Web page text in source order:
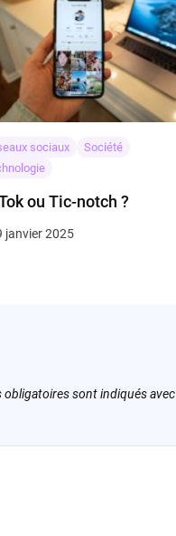
sociaux
Société
ou Tic-notch ?
janvier 2025
obligatoires sont indiqués avec